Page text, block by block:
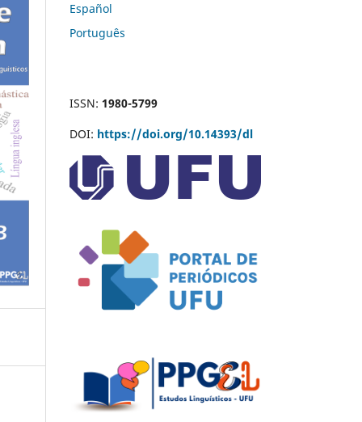
Español
Português
ISSN: 1980-5799
DOI: https://doi.org/10.14393/dl